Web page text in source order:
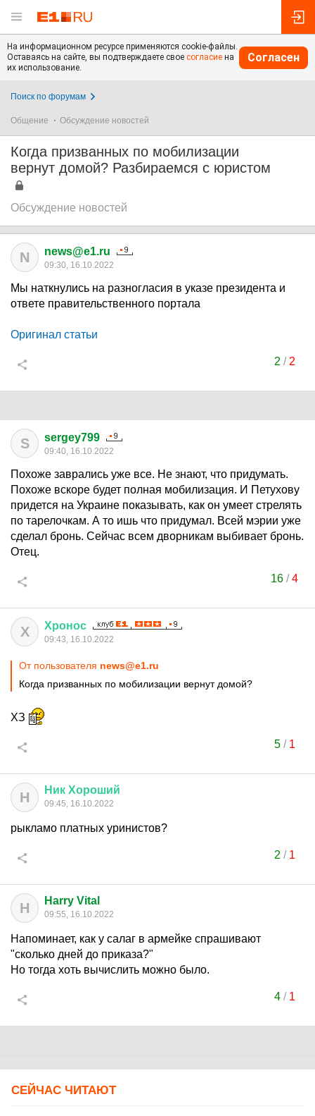
На информационном ресурсе применяются cookie-файлы.
Оставаясь на сайте, вы подтверждаете свое согласие на
их использование.
Согласен
Поиск по форумам
Общение Обсуждение новостей
Когда призванных по мобилизации
вернут домой? Разбираемся с юристом
Обсуждение новостей
N news@e1.ru
09:30, 16.10.2022
Мы наткнулись на разногласия в указе президента и
ответе правительственного портала
Оригинал статьи
2 / 2
S sergey799
09:40, 16.10.2022
Похоже заврались уже все. Не знают, что придумать.
Похоже вскоре будет полная мобилизация. И Петухову
придется на Украине показывать, как он умеет стрелять
по тарелочкам. А то ишь что придумал. Всей мэрии уже
сделал бронь. Сейчас всем дворникам выбивает бронь.
Отец.
16 /4
Х Хронос
09:43, 16.10.2022
От пользователя news@e1.ru
Когда призванных по мобилизации вернут домой?
ХЗ
5/ 1
Н Ник Хороший
09:45, 16.10.2022
рыкламо платных уринистов?
2 / 1
H Harry Vital
09:55, 16.10.2022
Напоминает, как у салаг в армейке спрашивают
"сколько дней до приказа?"
Но тогда хоть вычислить можно было.
4/ 1
СЕЙЧАС ЧИТАЮТ